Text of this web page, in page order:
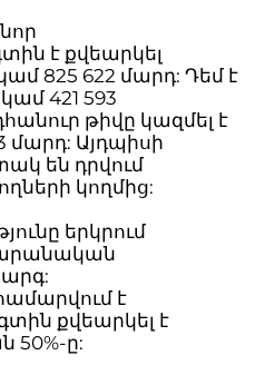
է քվեարկել
825 622 մարդ: Դեմ է
421 593
թիվը կազմել է
մարդ: Այդպիսի
են դրվում
կողմից:
երկրում
է
քվեարկել է
50%-ը: